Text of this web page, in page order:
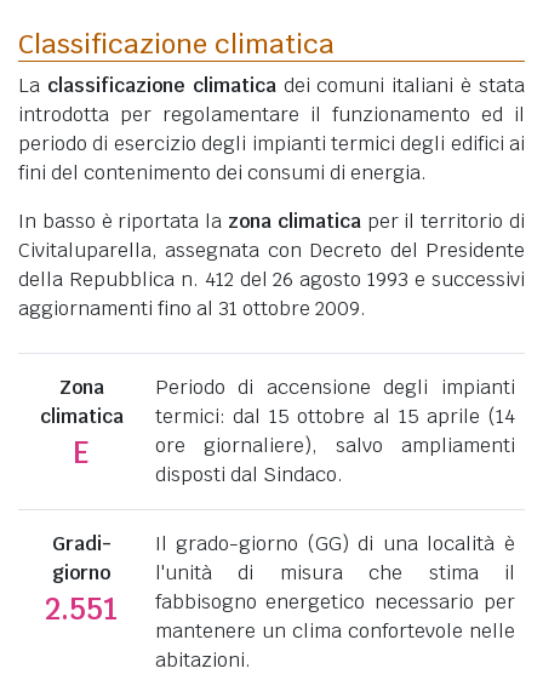
Classificazione climatica
La classificazione climaticadei comuni italiani è stata
introdotta per regolamentare il funzionamento ed il
periodo di esercizio degli impianti termici degli edifici ai
fini del contenimento dei consumi di energia.
In basso è riportata la zona climaticaper il territorio di
Civitaluparella, assegnata con Decreto del Presidente
della Repubblica n. 412 del 26 agosto 1993 e successivi
aggiornamenti fino al 31 ottobre 2009.
Zona
climatica
E
Periodo di accensione degli impianti
termici: dal 15 ottobre al 15 aprile (14
ore giornaliere), salvo ampliamenti
disposti dal Sindaco.
Gradi-
giorno
2.551
Il grado-giorno (GG) di una località è
l'unità di misura che stima il
fabbisogno energetico necessario per
mantenere un clima confortevole nelle
abitazioni.